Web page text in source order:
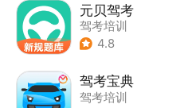
元贝驾考
驾考培训
4.8
驾考宝典
驾考培训